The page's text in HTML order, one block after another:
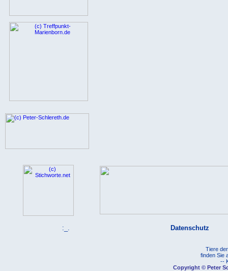
:_. Datenschutz
Tiere
finden Sie
--
Copyright © Peter